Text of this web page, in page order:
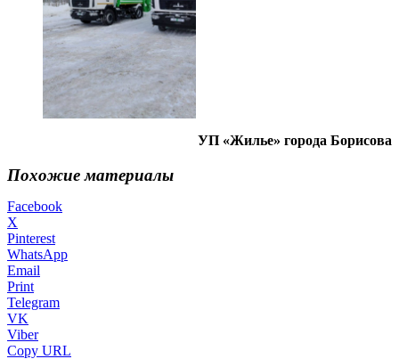
УП «Жилье» города Борисова
Похожие материалы
Facebook
X
Pinterest
WhatsApp
Email
Print
Telegram
VK
Viber
Copy URL